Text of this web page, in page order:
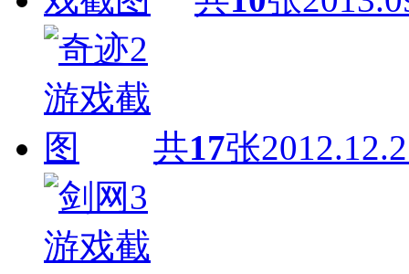
共17张